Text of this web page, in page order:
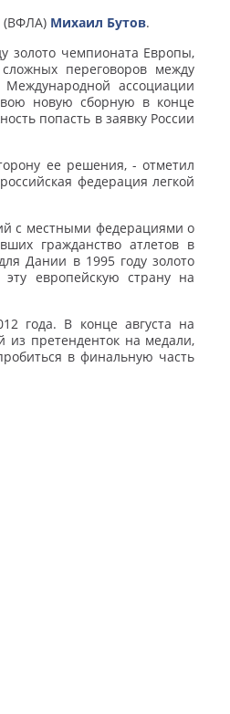
(ВФЛА) Михаил Бутов.
золото чемпионата Европы,
переговоров между
ассоциации
новую сборную в конце
попасть в заявку России
ее решения, - отметил
федерация легкой
с местными федерациями о
гражданство атлетов в
Дании в 1995 году золото
европейскую страну на
года. В конце августа на
из претенденток на медали,
в финальную часть